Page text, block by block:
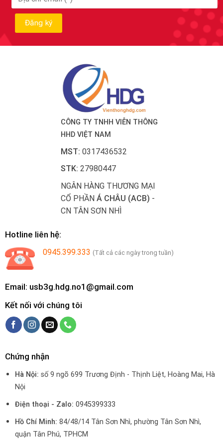
CÔNG TY TNHH VIỄN THÔNG
HHD VIỆT NAM
MST: 0317436532
STK: 27980447
NGÂN HÀNG THƯƠNG MẠI
CỔ PHẦN Á CHÂU (ACB) -
CN TÂN SƠN NHÌ
Hotline liên hệ:
0945.399.333 (Tất cả các ngày trong tuần)
Email: usb3g.hdg.no1@gmail.com
Kết nối với chúng tôi
Chứng nhận
Hà Nội:số 9 ngõ 699 Trương Định - Thịnh Liệt, Hoàng Mai, Hà
Nội
Điện thoại - Zalo: 0945399333
Hồ Chí Minh: 84/48/14 Tân Sơn Nhì, phường Tân Sơn Nhì,
quận Tân Phú, TPHCM